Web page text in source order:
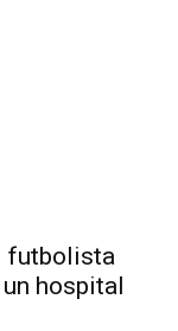
futbolista
hospital